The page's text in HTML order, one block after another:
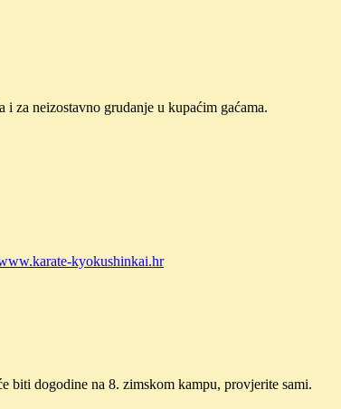
za neizostavno grudanje u kupaćim gaćama.
kyokushinkai.hr
biti dogodine na 8. zimskom kampu, provjerite sami.